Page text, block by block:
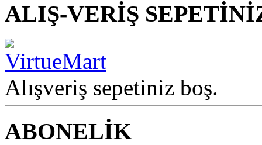
ALIŞ-VERİŞ
Alışveriş sepetiniz boş.
ABONELİK